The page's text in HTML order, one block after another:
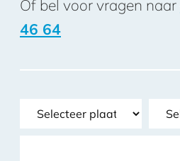
Of bel voor vragen naar
46 64